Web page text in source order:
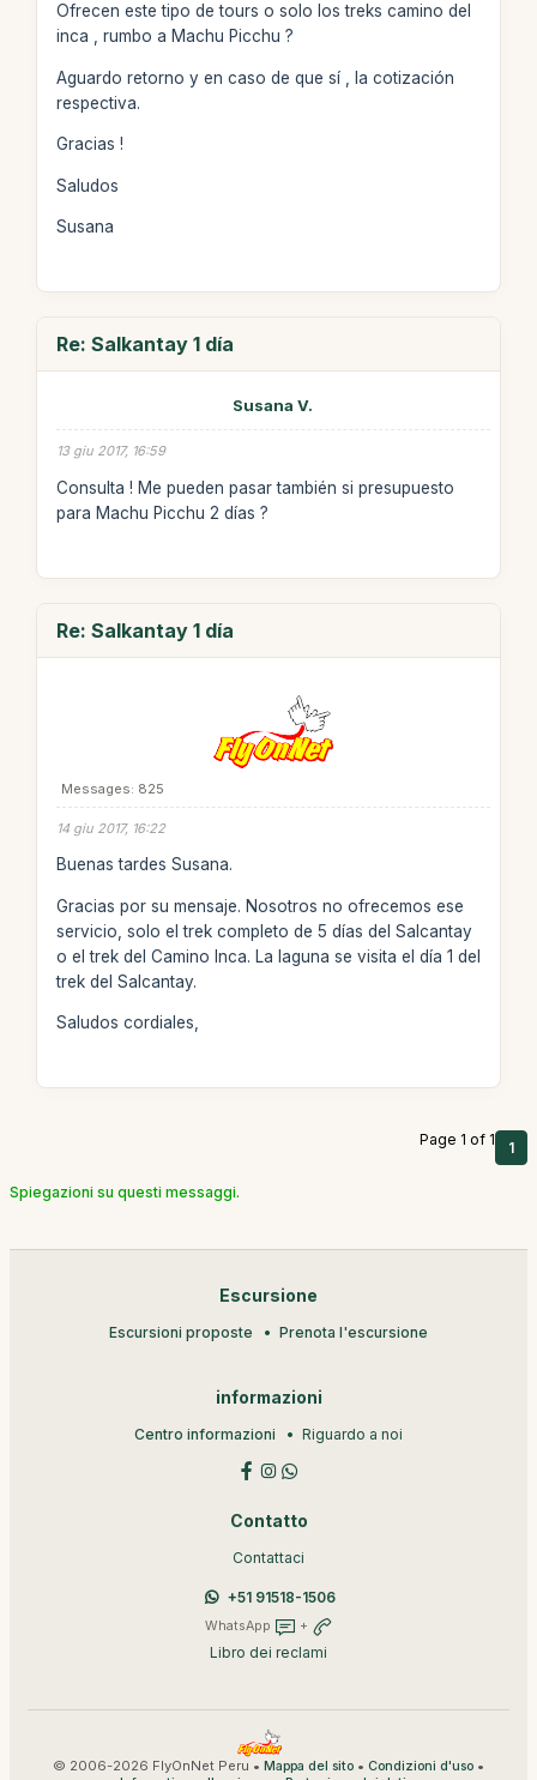
Ofrecen este tipo de tours o solo los treks camino del
inca , rumbo a Machu Picchu ?
Aguardo retorno y en caso de que sí , la cotización
respectiva.
Gracias !
Saludos
Susana
Re: Salkantay 1 día
Susana V.
13 giu 2017, 16:59
Consulta ! Me pueden pasar también si presupuesto
para Machu Picchu 2 días ?
Re: Salkantay 1 día
Messages: 825
14 giu 2017, 16:22
Buenas tardes Susana.
Gracias por su mensaje. Nosotros no ofrecemos ese
servicio, solo el trek completo de 5 días del Salcantay
o el trek del Camino Inca. La laguna se visita el día 1 del
trek del Salcantay.
Saludos cordiales,
Page 1 of 1 1
Spiegazioni su questi messaggi.
Escursione
Escursioni proposte Prenota l'escursione
informazioni
Centro informazioni Riguardo a noi
Contatto
Contattaci
+51 91518-1506
WhatsApp +
Libro dei reclami
© 2006-2026 FlyOnNet Peru • Mappa del sito • Condizioni d'uso •